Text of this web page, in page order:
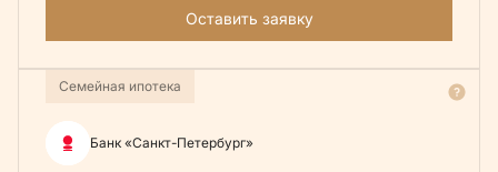
Оставить заявку
Семейная ипотека
Банк «Санкт-Петербург»